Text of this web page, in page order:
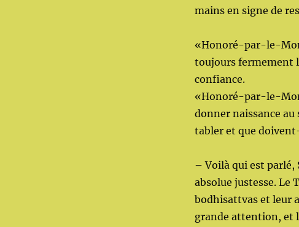
mains en signe de
«Honoré-par-le-
toujours fermement
confiance.
«Honoré-par-le-
donner naissance
tabler et que
– Voilà qui est parlé,
absolue justesse.
bodhisattvas et leur
grande attention, et